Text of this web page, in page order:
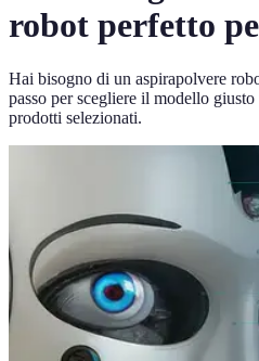
robot perfetto
Hai bisogno di un aspirapolvere
passo per scegliere il modello
prodotti selezionati.